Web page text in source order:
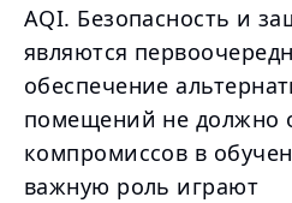
AQI. Безопасность и
являются
обеспечение
помещений не должно
компромиссов в
важную роль играют